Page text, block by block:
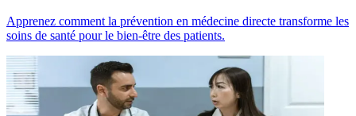
Apprenez comment la prévention en médecine directe transforme les
soins de santé pour le bien-être des patients.